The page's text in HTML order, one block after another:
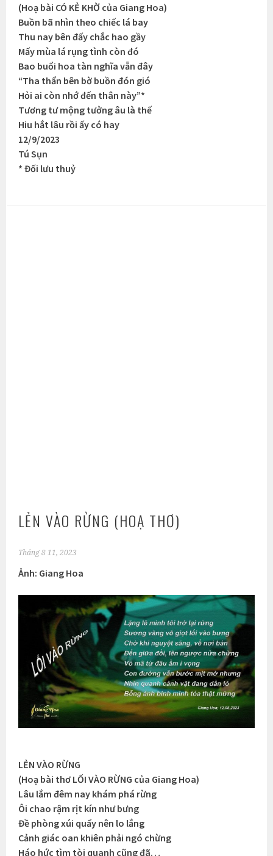
(Hoạ bài CÓ KẺ KHỜ của Giang Hoa)
Buồn bã nhìn theo chiếc lá bay
Thu nay bên đấy chắc hao gầy
Mấy mùa lá rụng tình còn đó
Bao buổi hoa tàn nghĩa vẫn đây
“Tha thẩn bên bờ buồn đón gió
Hỏi ai còn nhớ đến thân này”*
Tương tư mộng tưởng âu là thế
Hiu hắt lâu rồi ấy có hay
12/9/2023
Tú Sụn
* Đối lưu thuỷ
LẺN VÀO RỪNG (HOẠ THƠ)
Tháng 8 11, 2023
Ảnh: Giang Hoa
LẺN VÀO RỪNG
(Hoạ bài thơ LỐI VÀO RỪNG của Giang Hoa)
Lâu lắm đêm nay khám phá rừng
Ôi chao rậm rịt kín như bưng
Đề phòng xúi quẩy nên lo lắng
Cảnh giác oan khiên phải ngó chừng
Háo hức tìm tòi quanh cũng đã…